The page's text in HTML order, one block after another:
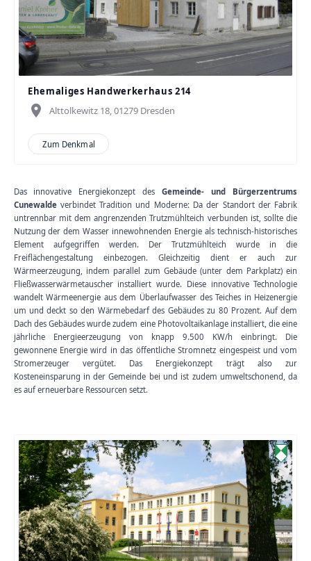
Ehemaliges Handwerkerhaus 214
place Alttolkewitz 18, 01279 Dresden
Zum Denkmal
Das innovative Energiekonzept desGemeinde- und Bürgerzentrums
Cunewaldeverbindet Tradition und Moderne: Da der Standort der Fabrik
untrennbar mit dem angrenzenden Trutzmühlteich verbunden ist, sollte die
Nutzung der dem Wasser innewohnenden Energie als technisch-historisches
Element aufgegriffen werden. Der Trutzmühlteich wurde in die
Freiflächengestaltung einbezogen. Gleichzeitig dient er auch zur
Wärmeerzeugung, indem parallel zum Gebäude (unter dem Parkplatz) ein
Fließwasserwärmetauscher installiert wurde. Diese innovative Technologie
wandelt Wärmeenergie aus dem Überlaufwasser des Teiches in Heizenergie
um und deckt so den Wärmebedarf des Gebäudes zu 80 Prozent. Auf dem
Dach des Gebäudes wurde zudem eine Photovoltaikanlage installiert, die eine
jährliche Energieerzeugung von knapp 9.500 KW/h einbringt. Die
gewonnene Energie wird in das öffentliche Stromnetz eingespeist und vom
Stromerzeuger vergütet. Das Energiekonzept trägt also zur
Kosteneinsparung in der Gemeinde bei und ist zudem umweltschonend, da
es auf erneuerbare Ressourcen setzt.